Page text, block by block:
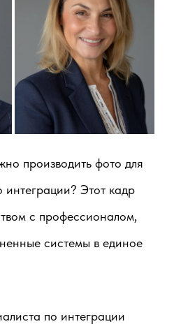
производить фото для
Этот кадр
с профессионалом,
системы в единое
по интеграции